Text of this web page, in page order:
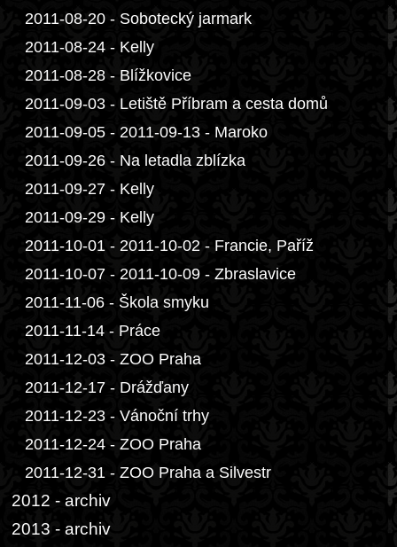
2011-08-20 - Sobotecký jarmark
2011-08-24 - Kelly
2011-08-28 - Blížkovice
2011-09-03 - Letiště Příbram a cesta domů
2011-09-05 - 2011-09-13 - Maroko
2011-09-26 - Na letadla zblízka
2011-09-27 - Kelly
2011-09-29 - Kelly
2011-10-01 - 2011-10-02 - Francie, Paříž
2011-10-07 - 2011-10-09 - Zbraslavice
2011-11-06 - Škola smyku
2011-11-14 - Práce
2011-12-03 - ZOO Praha
2011-12-17 - Drážďany
2011-12-23 - Vánoční trhy
2011-12-24 - ZOO Praha
2011-12-31 - ZOO Praha a Silvestr
2012 - archiv
2013 - archiv